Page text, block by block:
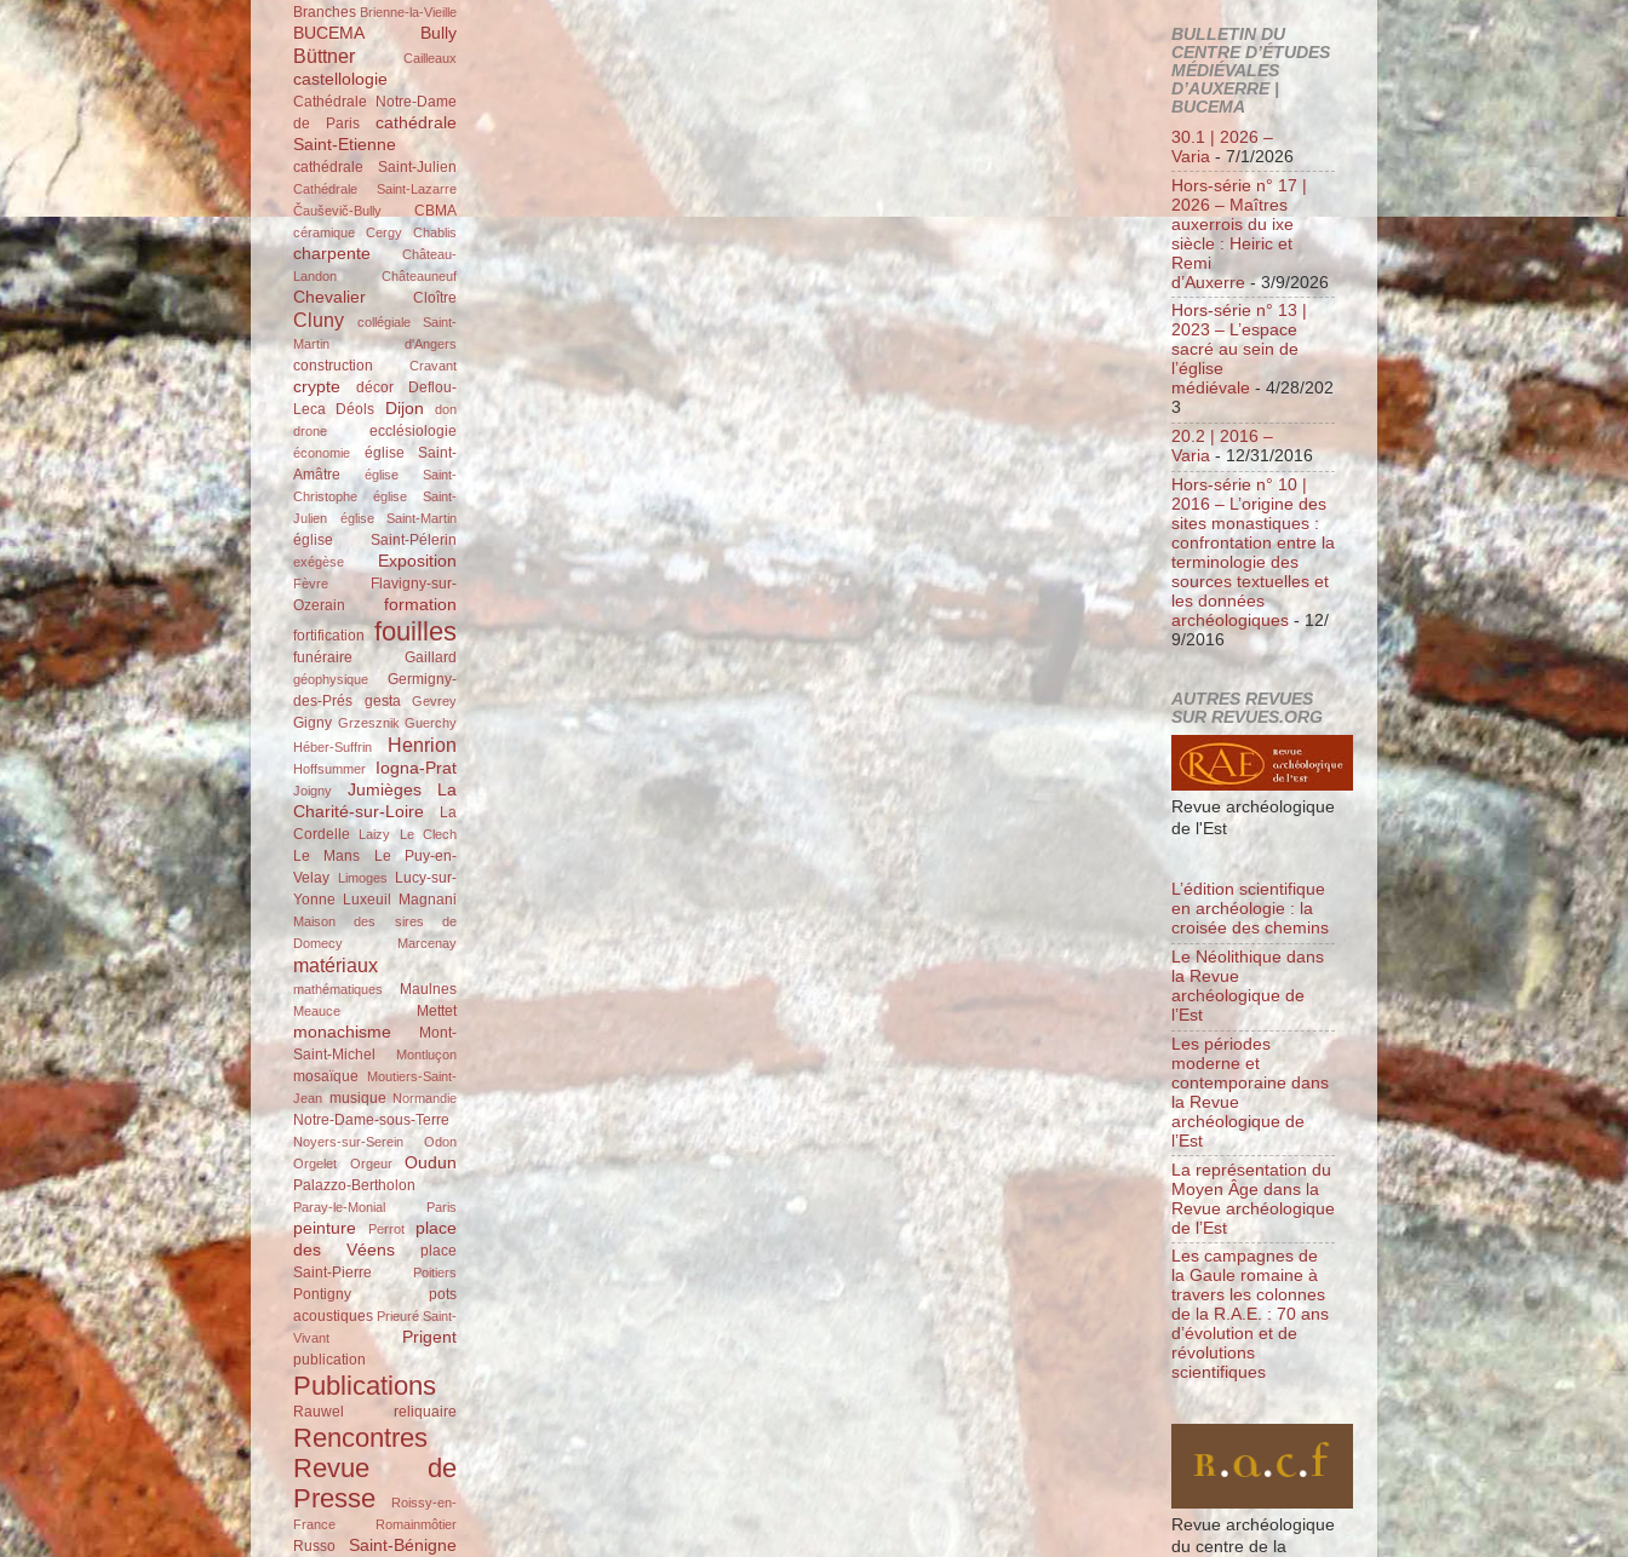
Branches Brienne-la-Vieille
BUCEMA Bully
Büttner Cailleaux
castellologie
Cathédrale Notre-Dame
de Paris
cathédrale
Saint-Etienne
cathédrale Saint-Julien
Cathédrale Saint-Lazarre
Čauševič-Bully
CBMA
céramique Cergy Chablis
charpente
Château-
Landon
Châteauneuf
Chevalier Cloître
Cluny
collégiale Saint-
Martin d'Angers
construction Cravant
crypte décor
Deflou-
Leca
Déols Dijon
don
drone
ecclésiologie
économie
église Saint-
Amâtre
église Saint-
Christophe
église Saint-
Julien
église Saint-Martin
église Saint-Pélerin
exégèse Exposition
Fèvre
Flavigny-sur-
Ozerain
formation
fortification fouilles
funéraire Gaillard
géophysique
Germigny-
des-Prés
gesta Gevrey
Gigny Grzesznik Guerchy
Héber-Suffrin
Henrion
Hoffsummer Iogna-Prat
Joigny Jumièges
La
Charité-sur-Loire
La
Cordelle
Laizy Le Clech
Le Mans
Le Puy-en-
Velay
Limoges
Lucy-sur-
Yonne Luxeuil Magnani
Maison des sires de
Domecy
Marcenay
matériaux
mathématiques Maulnes
Meauce Mettet
monachisme
Mont-
Saint-Michel
Montluçon
mosaïque
Moutiers-Saint-
Jean musique Normandie
Notre-Dame-sous-Terre
Noyers-sur-Serein
Odon
Orgelet
Orgeur Oudun
Palazzo-Bertholon
Paray-le-Monial Paris
peinture Perrot
place
des Véens
place
Saint-Pierre
Poitiers
Pontigny
pots
acoustiques Prieuré Saint-
Vivant
Prigent
publication
Publications
Rauwel reliquaire
Rencontres
Revue de
Presse
Roissy-en-
France
Romainmôtier
Russo Saint-Bénigne
BULLETIN DU
CENTRE D’ÉTUDES
MÉDIÉVALES
D’AUXERRE |
BUCEMA
30.1 | 2026 –
Varia - 7/1/2026
Hors-série n° 17 |
2026 – Maîtres
auxerrois du ixe
siècle : Heiric et
Remi
d’Auxerre- 3/9/2026
Hors-série n° 13 |
2023 – L’espace
sacré au sein de
l’église
médiévale - 4/28/202
3
20.2 | 2016 –
Varia - 12/31/2016
Hors-série n° 10 |
2016 – L’origine des
sites monastiques :
confrontation entre la
terminologie des
sources textuelles et
les données
archéologiques - 12/
9/2016
AUTRES REVUES
SUR REVUES.ORG
Revue archéologique
de l'Est
L’édition scientifique
en archéologie : la
croisée des chemins
Le Néolithique dans
la Revue
archéologique de
l’Est
Les périodes
moderne et
contemporaine dans
la Revue
archéologique de
l’Est
La représentation du
Moyen Âge dans la
Revue archéologique
de l’Est
Les campagnes de
la Gaule romaine à
travers les colonnes
de la R.A.E. : 70 ans
d’évolution et de
révolutions
scientifiques
Revue archéologique
du centre de la